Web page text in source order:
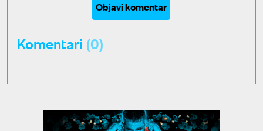
Objavi komentar
Komentari (0)